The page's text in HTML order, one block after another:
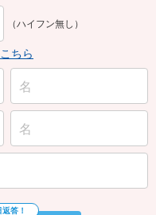
（ハイフン無し）
こちら